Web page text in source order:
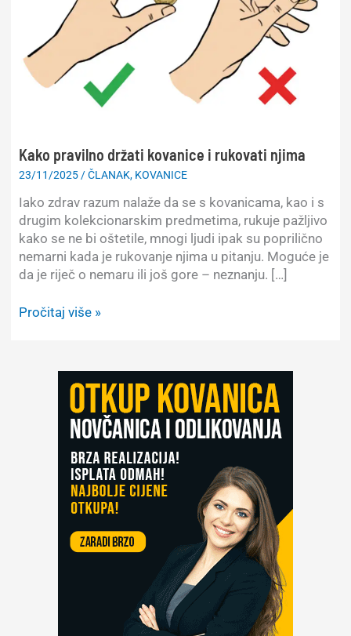
Kako pravilno držati kovanice i rukovati njima
23/11/2025 /ČLANAK, KOVANICE
Iako zdrav razum nalaže da se s kovanicama, kao i s
drugim kolekcionarskim predmetima, rukuje pažljivo
kako se ne bi oštetile, mnogi ljudi ipak su poprilično
nemarni kada je rukovanje njima u pitanju. Moguće je
da je riječ o nemaru ili još gore – neznanju. […]
Kako
Pročitaj više »